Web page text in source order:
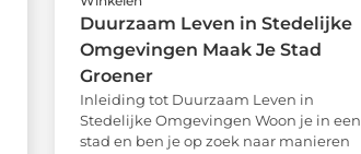
Duurzaam Leven in Stedelijke
Omgevingen Maak Je Stad
Groener
Inleiding tot Duurzaam Leven in
Stedelijke Omgevingen Woon je in een
stad en ben je op zoek naar manieren